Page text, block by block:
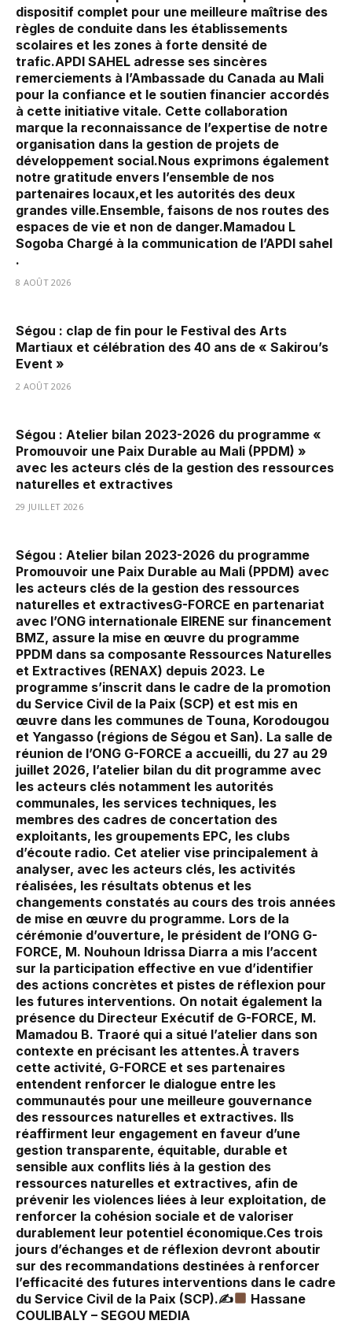
dispositif complet pour une meilleure maîtrise des
règles de conduite dans les établissements
scolaires et les zones à forte densité de
trafic.‎APDI SAHEL adresse ses sincères
remerciements à l’Ambassade du Canada au Mali
pour la confiance et le soutien financier accordés
à cette initiative vitale. Cette collaboration
marque la reconnaissance de l’expertise de notre
organisation dans la gestion de projets de
développement social.‎‎Nous exprimons également
notre gratitude envers l’ensemble de nos
partenaires locaux,et les autorités des deux
grandes ville.‎Ensemble, faisons de nos routes des
espaces de vie et non de danger.‎‎Mamadou L
Sogoba Chargé à la communication de l’APDI sahel
.
8 AOÛT 2026
Ségou : clap de fin pour le Festival des Arts
Martiaux et célébration des 40 ans de « Sakirou’s
Event »
2 AOÛT 2026
Ségou : Atelier bilan 2023-2026 du programme «
Promouvoir une Paix Durable au Mali (PPDM) »
avec les acteurs clés de la gestion des ressources
naturelles et extractives
29 JUILLET 2026
Ségou : Atelier bilan 2023-2026 du programme
Promouvoir une Paix Durable au Mali (PPDM) avec
les acteurs clés de la gestion des ressources
naturelles et extractivesG-FORCE en partenariat
avec l’ONG internationale EIRENE sur financement
BMZ, assure la mise en œuvre du programme
PPDM dans sa composante Ressources Naturelles
et Extractives (RENAX) depuis 2023. Le
programme s’inscrit dans le cadre de la promotion
du Service Civil de la Paix (SCP) et est mis en
œuvre dans les communes de Touna, Korodougou
et Yangasso (régions de Ségou et San). La salle de
réunion de l’ONG G-FORCE a accueilli, du 27 au 29
juillet 2026, l’atelier bilan du dit programme avec
les acteurs clés notamment les autorités
communales, les services techniques, les
membres des cadres de concertation des
exploitants, les groupements EPC, les clubs
d’écoute radio. Cet atelier vise principalement à
analyser, avec les acteurs clés, les activités
réalisées, les résultats obtenus et les
changements constatés au cours des trois années
de mise en œuvre du programme. Lors de la
cérémonie d’ouverture, le président de l’ONG G-
FORCE, M. Nouhoun Idrissa Diarra a mis l’accent
sur la participation effective en vue d’identifier
des actions concrètes et pistes de réflexion pour
les futures interventions. On notait également la
présence du Directeur Exécutif de G-FORCE, M.
Mamadou B. Traoré qui a situé l’atelier dans son
contexte en précisant les attentes.À travers
cette activité, G-FORCE et ses partenaires
entendent renforcer le dialogue entre les
communautés pour une meilleure gouvernance
des ressources naturelles et extractives. Ils
réaffirment leur engagement en faveur d’une
gestion transparente, équitable, durable et
sensible aux conflits liés à la gestion des
ressources naturelles et extractives, afin de
prévenir les violences liées à leur exploitation, de
renforcer la cohésion sociale et de valoriser
durablement leur potentiel économique.Ces trois
jours d’échanges et de réflexion devront aboutir
sur des recommandations destinées à renforcer
l’efficacité des futures interventions dans le cadre
du Service Civil de la Paix (SCP).✍
Hassane
COULIBALY – SEGOU MEDIA